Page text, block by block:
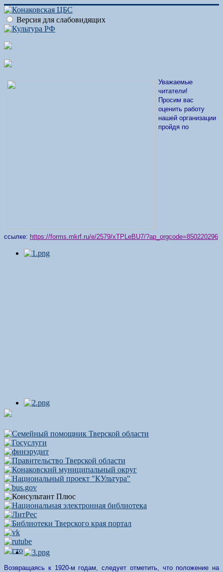
Версия для слабовидящих
Уважаемые
читатели!
Просим вас
оценить работу
нашей организации
пройдя по
ссылке: https://forms.mkrf.ru/e/2579/xTPLeBU7/?ap_orgcode=850220296
Возвращаясь к 1920-м годам, следует отметить, что положение на